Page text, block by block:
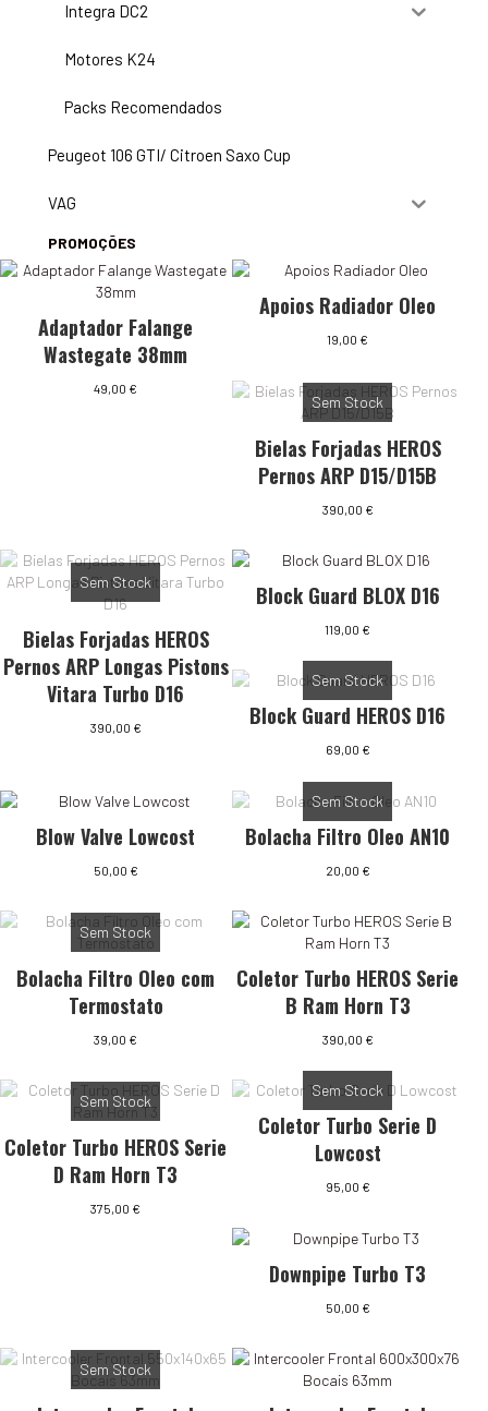
Integra DC2
Motores K24
Packs Recomendados
Peugeot 106 GTI/ Citroen Saxo Cup
VAG
PROMOÇÕES
Adaptador Falange
Wastegate 38mm
49,00 €
Apoios Radiador Oleo
19,00 €
Sem Stock
Bielas Forjadas HEROS
Pernos ARP D15/D15B
390,00 €
Sem Stock
Bielas Forjadas HEROS
Pernos ARP Longas Pistons
Vitara Turbo D16
390,00 €
Block Guard BLOX D16
119,00 €
Sem Stock
Block Guard HEROS D16
69,00 €
Blow Valve Lowcost
50,00 €
Sem Stock
Bolacha Filtro Oleo AN10
20,00 €
Sem Stock
Bolacha Filtro Oleo com
Termostato
39,00 €
Coletor Turbo HEROS Serie
B Ram Horn T3
390,00 €
Sem Stock
Coletor Turbo HEROS Serie
D Ram Horn T3
375,00 €
Sem Stock
Coletor Turbo Serie D
Lowcost
95,00 €
Downpipe Turbo T3
50,00 €
Sem Stock